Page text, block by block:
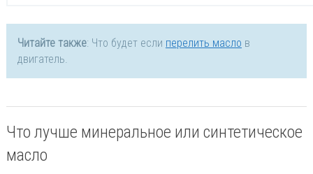
Читайте также: Что будет если перелить масло в
двигатель.
Что лучше минеральное или синтетическое
масло